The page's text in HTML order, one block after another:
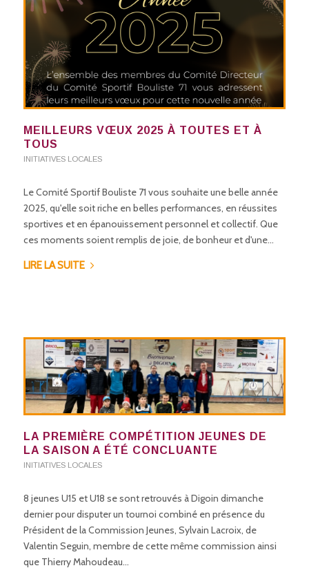
MEILLEURS VŒUX 2025 À TOUTES ET À
TOUS
INITIATIVES LOCALES
Le Comité Sportif Bouliste 71 vous souhaite une belle année
2025, qu'elle soit riche en belles performances, en réussites
sportives et en épanouissement personnel et collectif. Que
ces moments soient remplis de joie, de bonheur et d'une…
LIRE LA SUITE
LA PREMIÈRE COMPÉTITION JEUNES DE
LA SAISON A ÉTÉ CONCLUANTE
INITIATIVES LOCALES
8 jeunes U15 et U18 se sont retrouvés à Digoin dimanche
dernier pour disputer un tournoi combiné en présence du
Président de la Commission Jeunes, Sylvain Lacroix, de
Valentin Seguin, membre de cette même commission ainsi
que Thierry Mahoudeau…